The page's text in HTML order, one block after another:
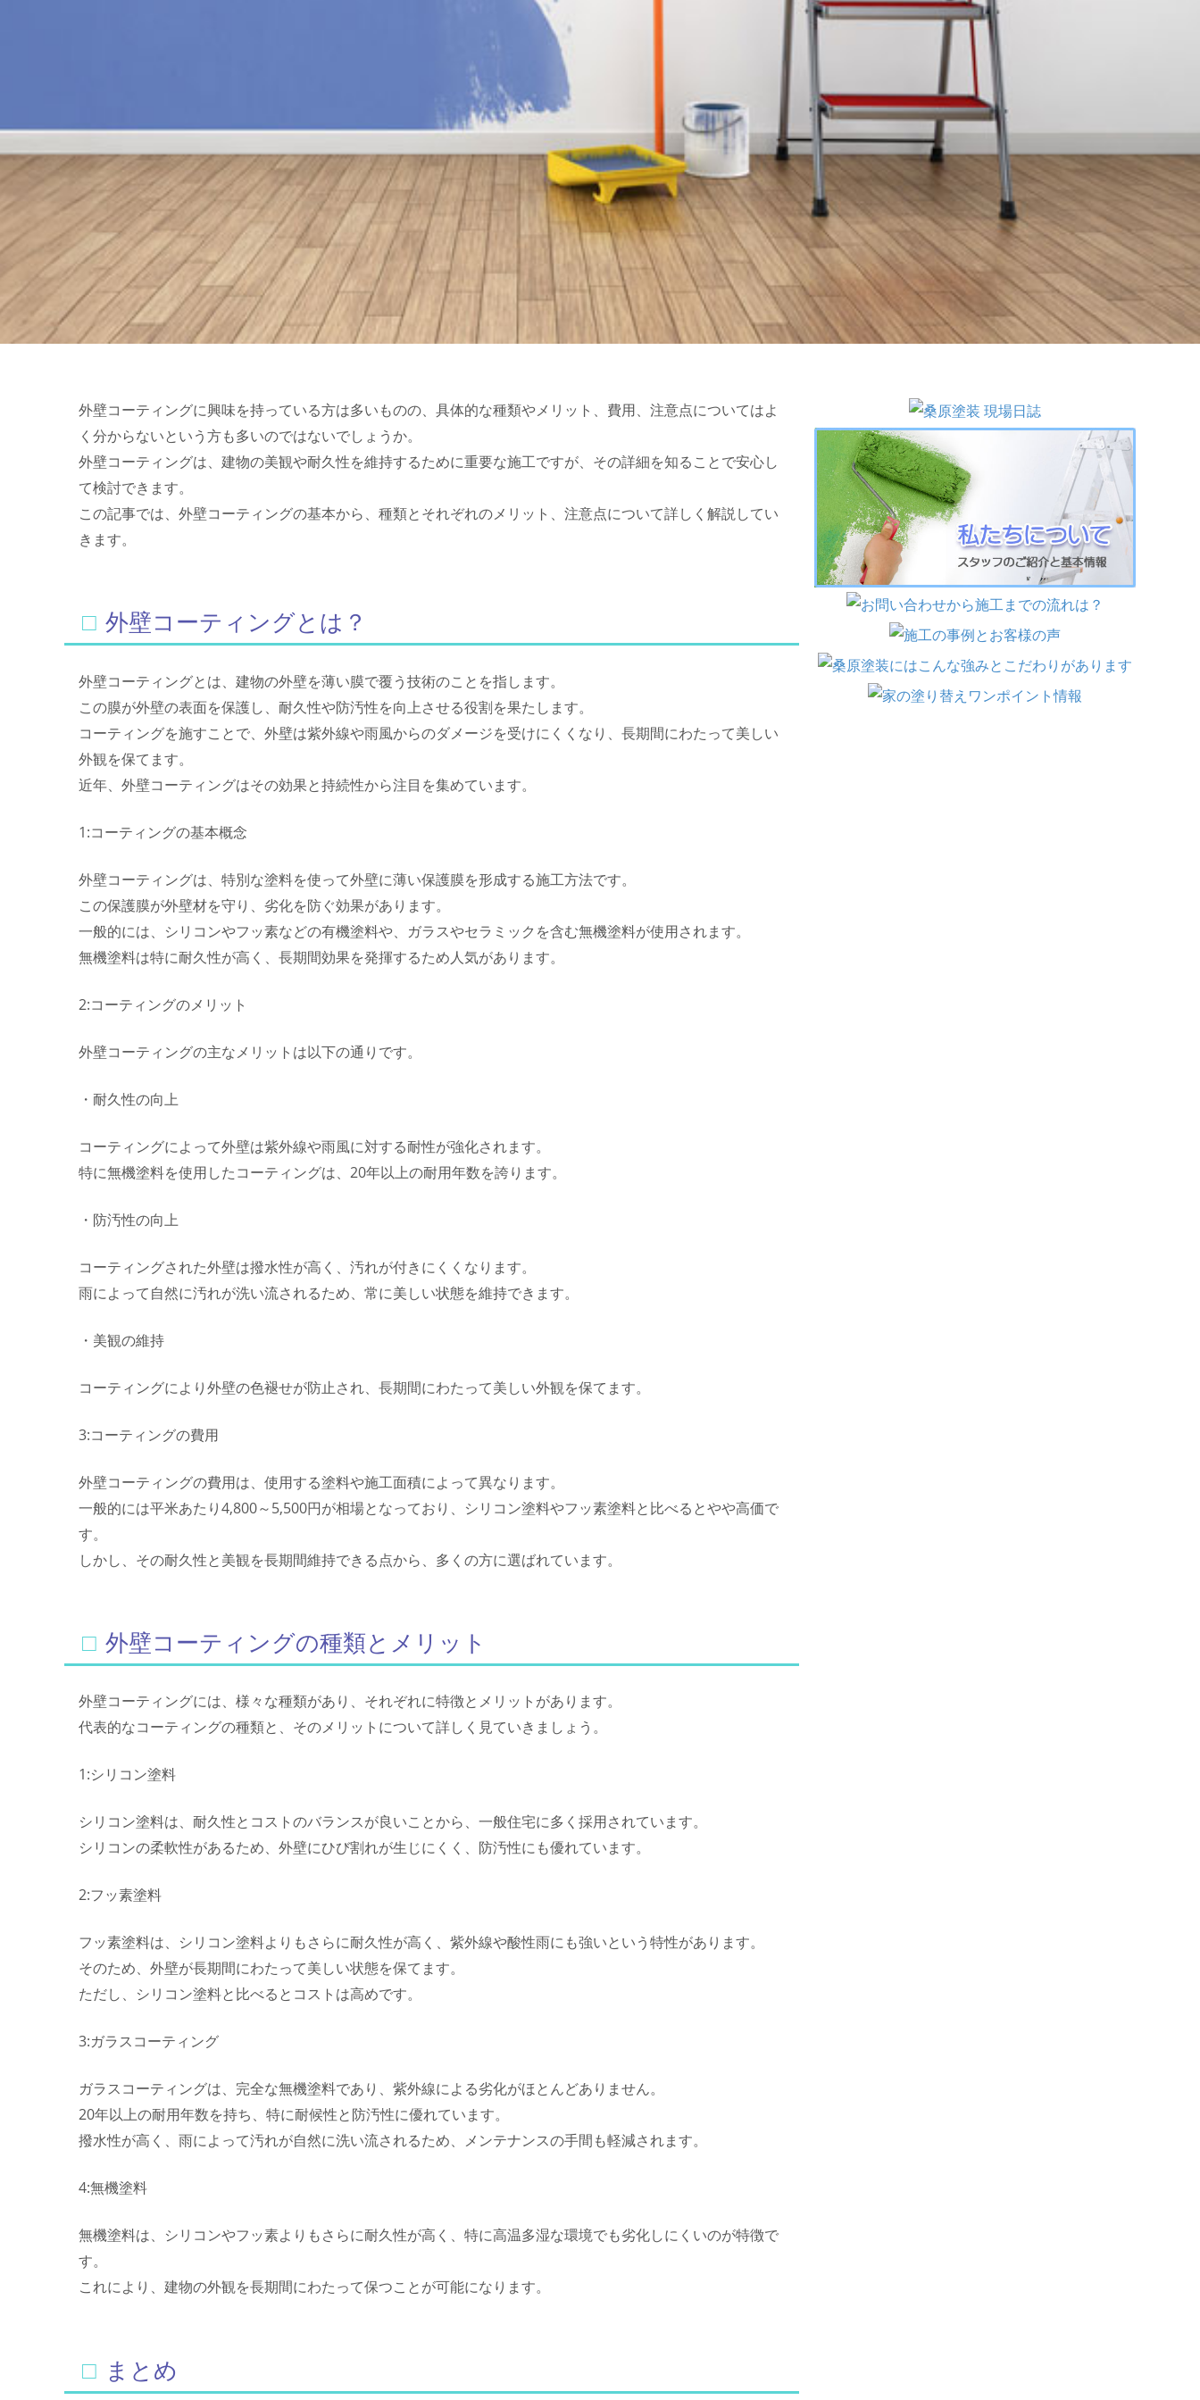
外壁コーティングに興味を持っている方は多いものの、具体的な種類やメリット、費用、注意点についてはよ
く分からないという方も多いのではないでしょうか。
外壁コーティングは、建物の美観や耐久性を維持するために重要な施工ですが、その詳細を知ることで安心し
て検討できます。
この記事では、外壁コーティングの基本から、種類とそれぞれのメリット、注意点について詳しく解説してい
きます。
□外壁コーティングとは？
外壁コーティングとは、建物の外壁を薄い膜で覆う技術のことを指します。
この膜が外壁の表面を保護し、耐久性や防汚性を向上させる役割を果たします。
コーティングを施すことで、外壁は紫外線や雨風からのダメージを受けにくくなり、長期間にわたって美しい
外観を保てます。
近年、外壁コーティングはその効果と持続性から注目を集めています。
1:コーティングの基本概念
外壁コーティングは、特別な塗料を使って外壁に薄い保護膜を形成する施工方法です。
この保護膜が外壁材を守り、劣化を防ぐ効果があります。
一般的には、シリコンやフッ素などの有機塗料や、ガラスやセラミックを含む無機塗料が使用されます。
無機塗料は特に耐久性が高く、長期間効果を発揮するため人気があります。
2:コーティングのメリット
外壁コーティングの主なメリットは以下の通りです。
・耐久性の向上
コーティングによって外壁は紫外線や雨風に対する耐性が強化されます。
特に無機塗料を使用したコーティングは、20年以上の耐用年数を誇ります。
・防汚性の向上
コーティングされた外壁は撥水性が高く、汚れが付きにくくなります。
雨によって自然に汚れが洗い流されるため、常に美しい状態を維持できます。
・美観の維持
コーティングにより外壁の色褪せが防止され、長期間にわたって美しい外観を保てます。
3:コーティングの費用
外壁コーティングの費用は、使用する塗料や施工面積によって異なります。
一般的には平米あたり4,800～5,500円が相場となっており、シリコン塗料やフッ素塗料と比べるとやや高価で
す。
しかし、その耐久性と美観を長期間維持できる点から、多くの方に選ばれています。
□外壁コーティングの種類とメリット
外壁コーティングには、様々な種類があり、それぞれに特徴とメリットがあります。
代表的なコーティングの種類と、そのメリットについて詳しく見ていきましょう。
1:シリコン塗料
シリコン塗料は、耐久性とコストのバランスが良いことから、一般住宅に多く採用されています。
シリコンの柔軟性があるため、外壁にひび割れが生じにくく、防汚性にも優れています。
2:フッ素塗料
フッ素塗料は、シリコン塗料よりもさらに耐久性が高く、紫外線や酸性雨にも強いという特性があります。
そのため、外壁が長期間にわたって美しい状態を保てます。
ただし、シリコン塗料と比べるとコストは高めです。
3:ガラスコーティング
ガラスコーティングは、完全な無機塗料であり、紫外線による劣化がほとんどありません。
20年以上の耐用年数を持ち、特に耐候性と防汚性に優れています。
撥水性が高く、雨によって汚れが自然に洗い流されるため、メンテナンスの手間も軽減されます。
4:無機塗料
無機塗料は、シリコンやフッ素よりもさらに耐久性が高く、特に高温多湿な環境でも劣化しにくいのが特徴で
す。
これにより、建物の外観を長期間にわたって保つことが可能になります。
□まとめ